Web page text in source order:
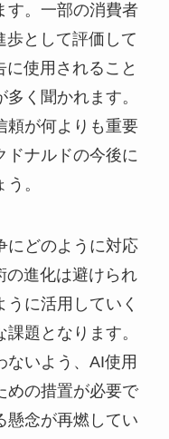
す。一部の消費者
歩として評価して
使用されること
く聞かれます。
頼が何よりも重要
ドナルドの今後に
。
にどのように対応
の進化は避けられ
に活用していく
題となります。
ないよう、AI使用
めの措置が必要で
懸念が再燃してい